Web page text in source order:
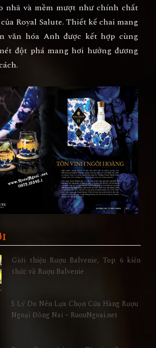
nhã và mềm mượt như chính chất
Royal Salute. Thiết kế chai mang
văn hóa Anh được kết hợp cùng
đột phá mang hơi hưởng đương
Giới thiệu Rượu Balvenie, Top 6 kiến
thức về Rượu Balvenie
5 Lý Do Nên Lựa Chọn Cửa Hàng Rượu
Ngoại Đồng Nai – RuouNgoai.net